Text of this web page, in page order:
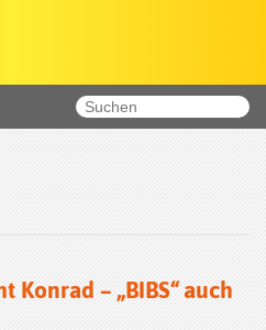
Konrad – „BIBS“ auch